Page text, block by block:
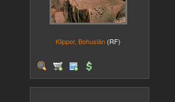
Klippor, Bohuslän (RF)